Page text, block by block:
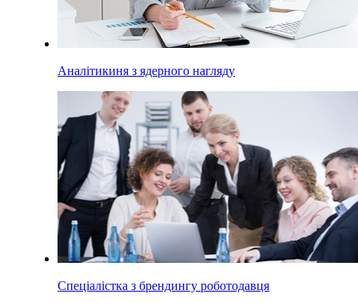
Аналітикиня з ядерного нагляду
Спеціалістка з брендингу роботодавця